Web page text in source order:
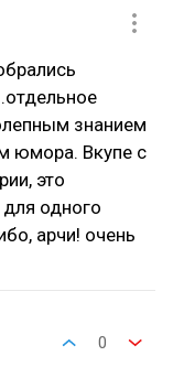
знанием
юмора. Вкупе с
это
одного
арчи! очень
0